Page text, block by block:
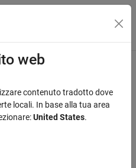
di navigazione
Window, use the
and warning information in the
web
contenuto tradotto dove
locali. In base alla tua area
United States.